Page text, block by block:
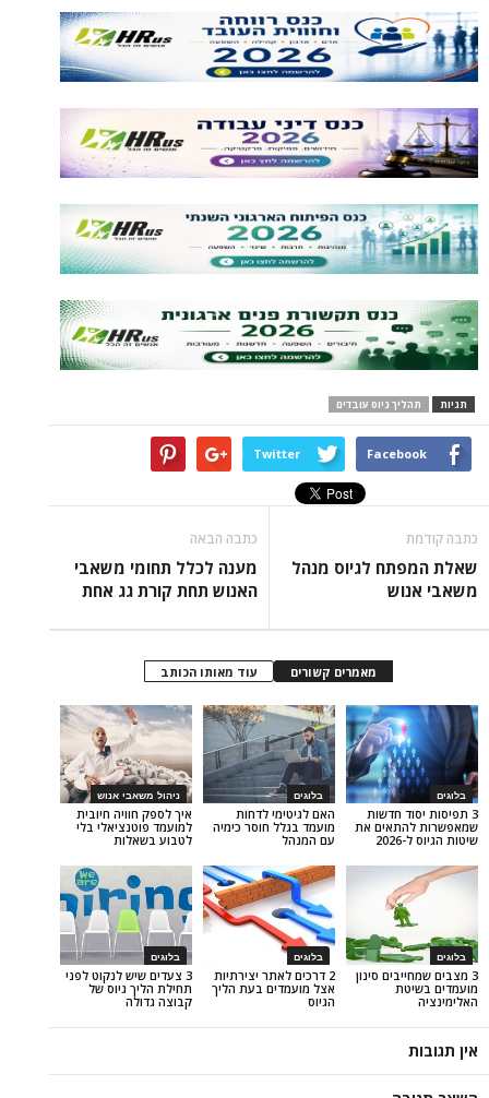
גיוס עובדים
Twitter
לגיוס מנהל
מענה לכלל תחומי משאבי
האנוש תחת קורת גג אחת
עוד מאותו הכותב
ניהול משאבי אנוש
איך לספק חוויה חיובית
למועמד פוטנציאלי בלי
בלוגים
האם לגיטימי לדחות
מועמד בגלל חוסר כימיה
עם המנהל
חדשות
את
3 צעדים שיש לנקוט לפני
תחילת הליך גיוס של
קבוצה גדולה
בלוגים
2 דרכים לאתר יצירתיות
אצל מועמדים בעת הליך
הגיוס
סינון